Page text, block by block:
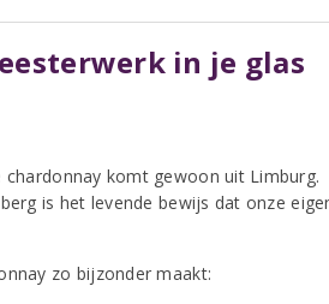
in je glas
komt gewoon uit Limburg.
is het levende bewijs dat onze
zo bijzonder maakt: